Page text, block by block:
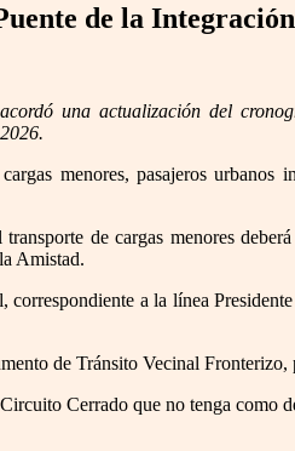
de la Integración
una actualización del
menores, pasajeros
de cargas menores
Amistad.
correspondiente a la línea
de Tránsito Vecinal
Cerrado que no tenga